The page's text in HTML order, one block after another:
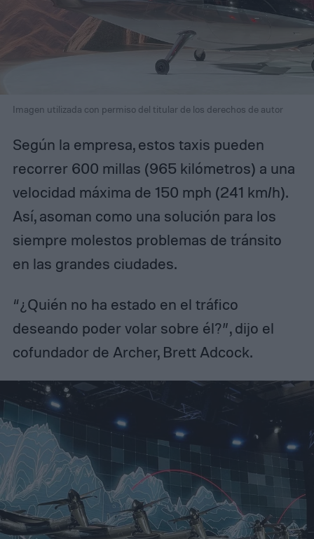
Imagen utilizada con permiso del titular de los derechos de autor
Según la empresa, estos taxis pueden
recorrer 600 millas (965 kilómetros) a una
velocidad máxima de 150 mph (241 km/h).
Así, asoman como una solución para los
siempre molestos problemas de tránsito
en las grandes ciudades.
“¿Quién no ha estado en el tráfico
deseando poder volar sobre él?”, dijo el
cofundador de Archer, Brett Adcock.